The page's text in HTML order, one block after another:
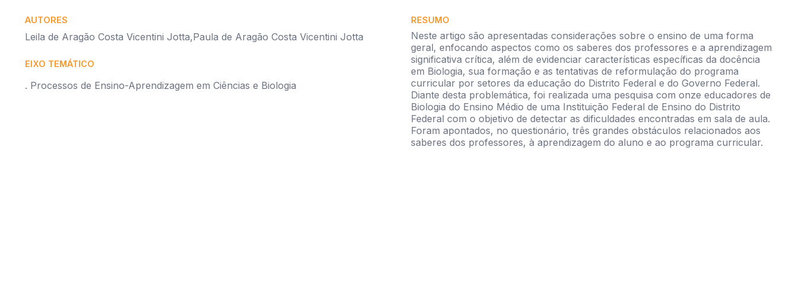
AUTORES
Leila de Aragão Costa Vicentini Jotta,Paula de Aragão Costa Vicentini Jotta
EIXO TEMÁTICO
. Processos de Ensino-Aprendizagem em Ciências e Biologia
RESUMO
Neste artigo são apresentadas considerações sobre o ensino de uma forma
geral, enfocando aspectos como os saberes dos professores e a aprendizagem
significativa crítica, além de evidenciar características específicas da docência
em Biologia, sua formação e as tentativas de reformulação do programa
curricular por setores da educação do Distrito Federal e do Governo Federal.
Diante desta problemática, foi realizada uma pesquisa com onze educadores de
Biologia do Ensino Médio de uma Instituição Federal de Ensino do Distrito
Federal com o objetivo de detectar as dificuldades encontradas em sala de aula.
Foram apontados, no questionário, três grandes obstáculos relacionados aos
saberes dos professores, à aprendizagem do aluno e ao programa curricular.